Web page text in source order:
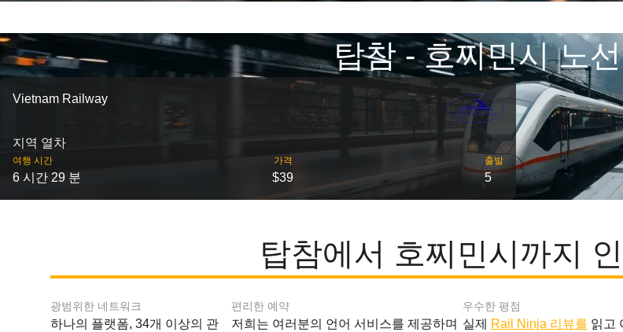
탑참 - 호찌민시 노
Vietnam Railway
지역 열차
여행 시간
6 시간 29 분
가격
$39
출발
5
탑참에서 호찌민시까지
광범위한 네트워크
하나의 플랫폼, 34개 이상의 관
편리한 예약
저희는 여러분의 언어 서비스를 제공하며
우수한 평점
실제 Rail Ninja 리뷰를 읽고